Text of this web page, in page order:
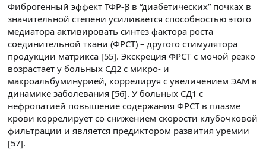
Фиброгенный эффект ТФР-β в “диабетических” почках в
значительной степени усиливается способностью этого
медиатора активировать синтез фактора роста
соединительной ткани (ФРСТ) – другого стимулятора
продукции матрикса [55]. Экскреция ФРСТ с мочой резко
возрастает у больных СД2 с микро- и
макроальбуминурией, коррелируя с увеличением ЭАМ в
динамике заболевания [56]. У больных СД1 с
нефропатией повышение содержания ФРСТ в плазме
крови коррелирует со снижением скорости клубочковой
фильтрации и является предиктором развития уремии
[57].